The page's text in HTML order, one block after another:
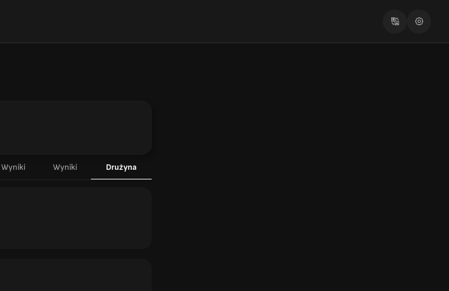
Wyniki Wyniki Drużyna